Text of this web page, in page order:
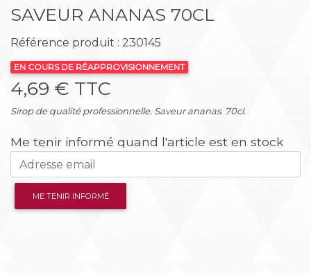
SAVEUR ANANAS 70CL
Référence produit : 230145
EN COURS DE RÉAPPROVISIONNEMENT
4,69 € TTC
Sirop de qualité professionnelle. Saveur ananas. 70cl.
Me tenir informé quand l'article est en stock
ME TENIR INFORMÉ